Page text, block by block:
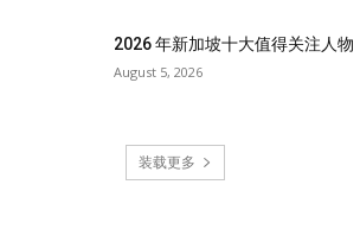
2026 年新加坡十大值得关注人物
August 5, 2026
装载更多